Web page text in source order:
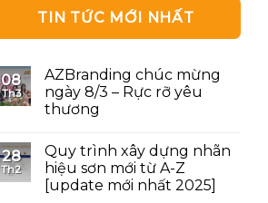
TIN TỨC MỚI NHẤT
08
Th3
AZBranding chúc mừng
ngày 8/3 – Rực rỡ yêu
thương
28
Th2
Quy trình xây dựng nhãn
hiệu sơn mới từ A-Z
[update mới nhất 2025]